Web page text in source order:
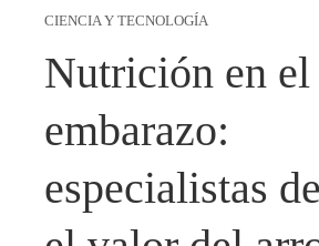
CIENCIA Y TECNOLOGÍA
Nutrición en el
embarazo:
especialistas